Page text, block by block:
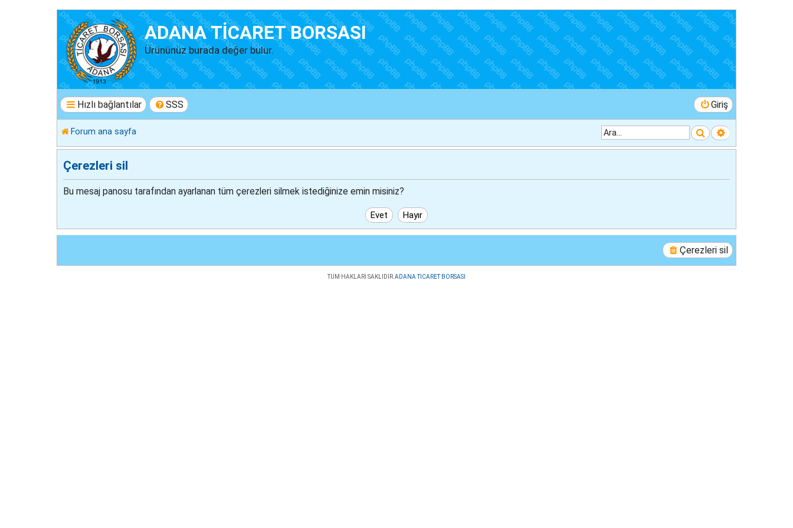
ADANA TİCARET BORSASI
Ürününüz burada değer bulur.
Hızlı bağlantılar SSS Giriş
Forum ana sayfa Ara Gelişmiş arama
Çerezleri sil
Bu mesaj panosu tarafından ayarlanan tüm çerezleri silmek istediğinize emin misiniz?
Çerezleri sil
TUM HAKLARI SAKLIDIR. ADANA TICARET BORSASI